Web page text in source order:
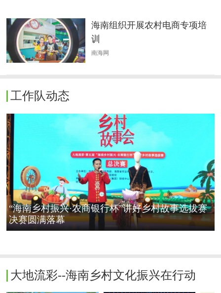
海南组织开展农村电商专项培
训
南海网
工作队动态
“海南乡村振兴·农商银行杯”讲好乡村故事选拔赛
决赛圆满落幕
大地流彩--海南乡村文化振兴在行动